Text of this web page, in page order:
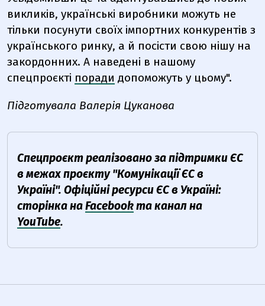
викликів, українські виробники можуть не
тільки посунути своїх імпортних конкурентів з
українського ринку, а й посісти свою нішу на
закордонних. А наведені в нашому
спецпроєкті поради допоможуть у цьому".
Підготувала Валерія Цуканова
Спецпроєкт реалізовано за підтримки ЄС
в межах проєкту "Комунікації ЄС в
Україні". Офіційні ресурси ЄС в Україні:
сторінка наFacebookта канал на
YouTube.